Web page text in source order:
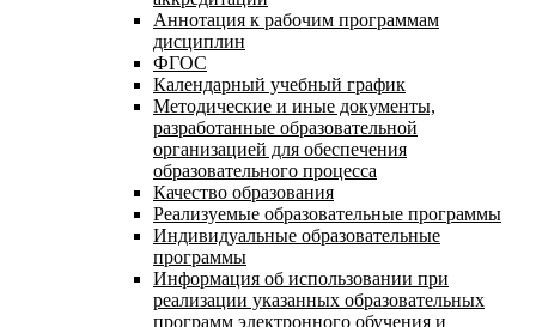
Аннотация к рабочим программам
дисциплин
ФГОС
Календарный учебный график
Методические и иные документы,
разработанные образовательной
организацией для обеспечения
образовательного процесса
Качество образования
Реализуемые образовательные программы
Индивидуальные образовательные
программы
Информация об использовании при
реализации указанных образовательных
программ электронного обучения и